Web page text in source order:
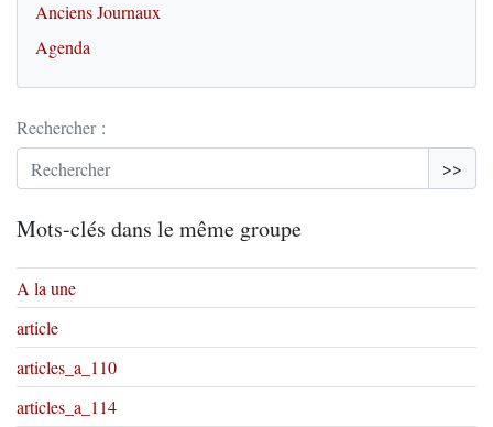
Anciens Journaux
Agenda
Rechercher :
>>
Mots-clés dans le même groupe
A la une
article
articles_a_110
articles_a_114